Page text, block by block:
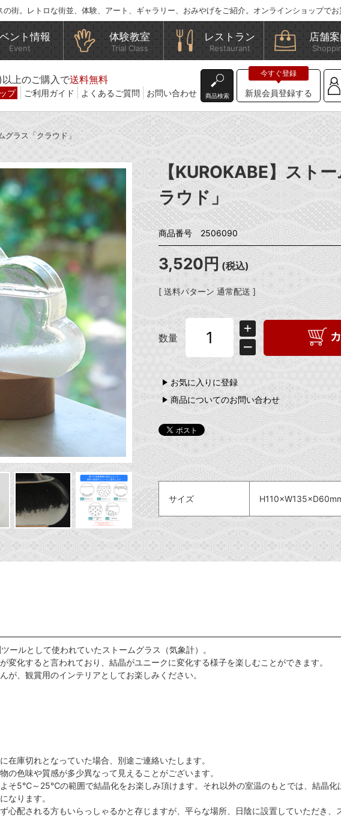
街。レトロな街並、体験、アート、ギャラリー、おみやげをご紹介。オンラインショップでお
ント情報
Event
体験教室
Trial Class
レストラン
Restaurant
店舗
上のご購入で送料無料
プ ご利用ガイド よくあるご質問 お問い合わせ 商品検索 新規会員登録する
グラス「クラウド」
【KUROKABE】スト
ラウド」
商品番号 2506090
3,520円 (税込)
[ 送料パターン 通常配送 ]
数量
お気に入りに登録
商品についてのお問い合わせ
サイズ
ールとして使われていたストームグラス（気象計）。
変化すると言われており、結晶がユニークに変化する様子を楽しむことができます。
が、観賞用のインテリアとしてお楽しみください。
在庫切れとなっていた場合、別途ご連絡いたします。
の色味や質感が多少異なって見えることがございます。
そ5℃～25℃の範囲で結晶化をお楽しみ頂けます。それ以外の室温のもとでは、結晶化
なります。
心配される方もいらっしゃるかと存じますが、平らな場所、日陰に設置していただき、